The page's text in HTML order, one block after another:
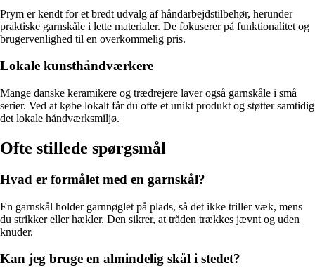
Prym er kendt for et bredt udvalg af håndarbejdstilbehør, herunder
praktiske garnskåle i lette materialer. De fokuserer på funktionalitet og
brugervenlighed til en overkommelig pris.
Lokale kunsthåndværkere
Mange danske keramikere og trædrejere laver også garnskåle i små
serier. Ved at købe lokalt får du ofte et unikt produkt og støtter samtidig
det lokale håndværksmiljø.
Ofte stillede spørgsmål
Hvad er formålet med en garnskål?
En garnskål holder garnnøglet på plads, så det ikke triller væk, mens
du strikker eller hækler. Den sikrer, at tråden trækkes jævnt og uden
knuder.
Kan jeg bruge en almindelig skål i stedet?